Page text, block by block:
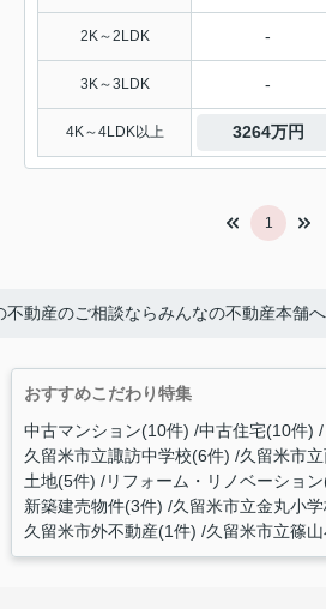
2K～2LDK -
3K～3LDK -
4K～4LDK以上 3264万円
1
動産のご相談ならみんなの不動産本舗へ
おすすめこだわり特集
中古マンション(10件) 中古住宅(10件)
久留米市立諏訪中学校(6件) 久留米市
土地(5件) リフォーム・リノベーショ
新築建売物件(3件) 久留米市立金丸小
久留米市外不動産(1件) 久留米市立篠